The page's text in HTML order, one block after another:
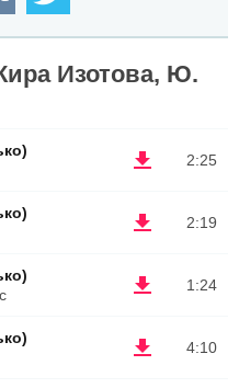
Изотова, Ю.
2:25
2:19
1:24
4:10